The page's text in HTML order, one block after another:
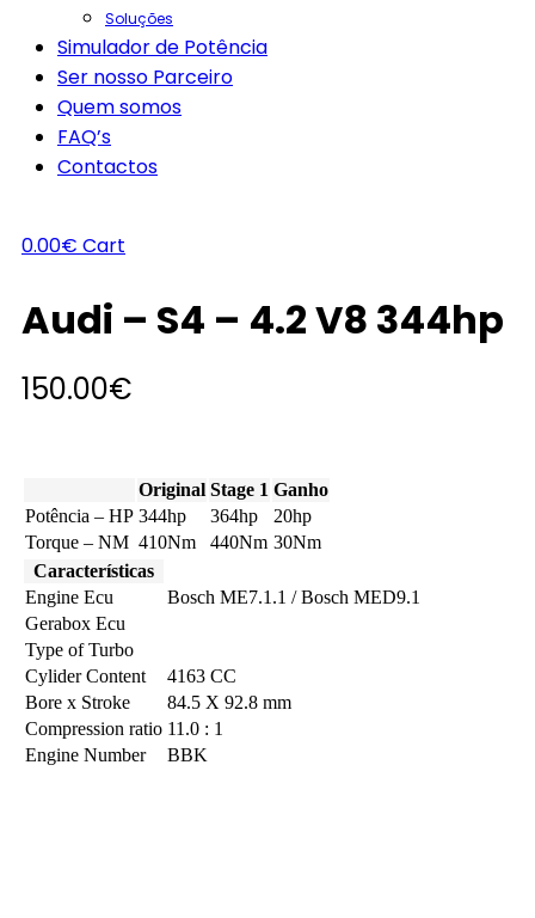
Soluções
Simulador de Potência
Ser nosso Parceiro
Quem somos
FAQ’s
Contactos
0.00€ Cart
Audi – S4 – 4.2 V8 344hp
150.00€
Original Stage 1 Ganho
Potência – HP 344hp 364hp
20hp
Torque – NM 410Nm 440Nm 30Nm
Características
Engine Ecu
Bosch ME7.1.1 / Bosch MED9.1
Gerabox Ecu
Type of Turbo
Cylider Content
4163 CC
Bore x Stroke
84.5 X 92.8 mm
Compression ratio 11.0 : 1
Engine Number
BBK